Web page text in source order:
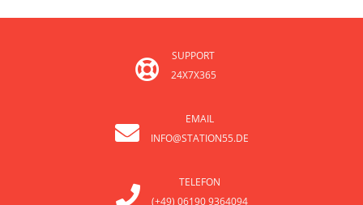
SUPPORT
24X7X365
EMAIL
INFO@STATION55.DE
TELEFON
(+49) 06190 9364094